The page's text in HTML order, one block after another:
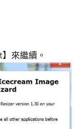
來繼續。